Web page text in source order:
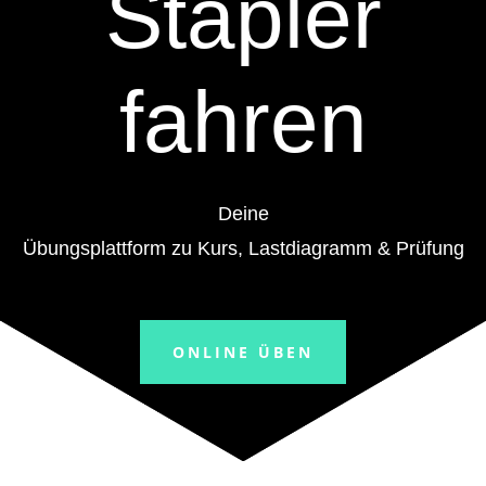
fahren
Deine
Übungsplattform zu Kurs, Lastdiagramm & Prüfung
ONLINE ÜBEN